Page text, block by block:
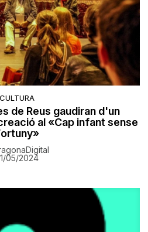
CULTURA
de Reus gaudiran d'un
al «Cap infant sense
05/2024